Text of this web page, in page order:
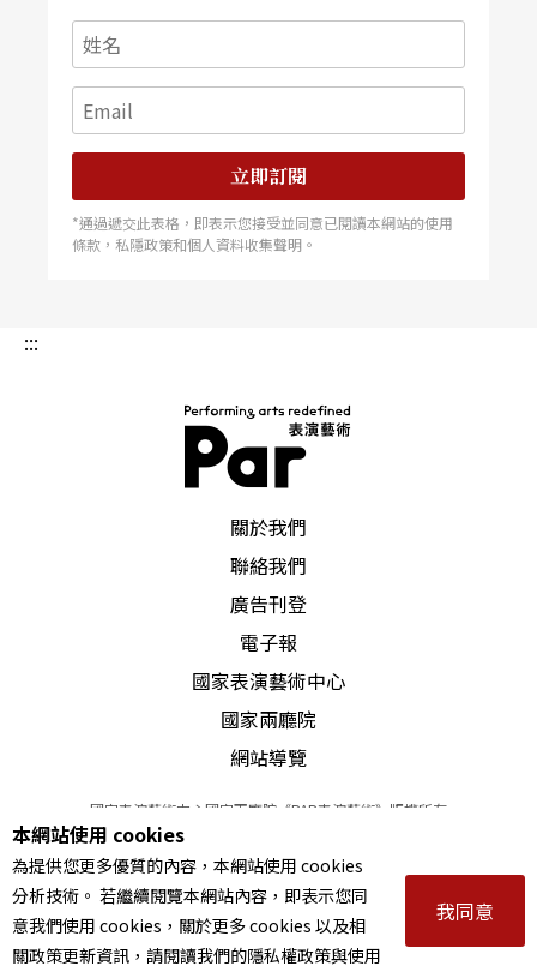
立即訂閱
*通過遞交此表格，即表示您接受並同意已閱讀本網站的使用
條款，私隱政策和個人資料收集聲明。
:::
關於我們
聯絡我們
廣告刊登
電子報
國家表演藝術中心
國家兩廳院
網站導覽
國家表演藝術中心國家兩廳院《PAR表演藝術》版權所有
© 2022Performing arts redefined. All Rights Reserved
統一編號 Tax Id number 00973926
本站所提供相關演出資訊，如有異動應以主辦單位公告為準。
服務條款｜隱私權聲明｜著作權聲明
本網站使用 cookies
為提供您更多優質的內容，本網站使用 cookies
分析技術。 若繼續閱覽本網站內容，即表示您同
意我們使用 cookies，關於更多 cookies 以及相
關政策更新資訊，請閱讀我們的隱私權政策與使用
我同意